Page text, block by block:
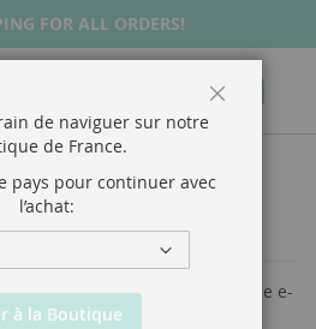
FOR ALL ORDERS!
Chercher
vous avec votre adresse e-
de naviguer sur notre
de France.
pays pour continuer avec
l’achat:
à la Boutique